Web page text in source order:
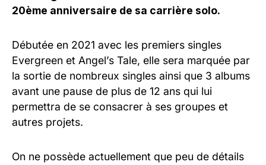
20ème anniversaire de sa carrière solo.
Débutée en 2021 avec les premiers singles
Evergreen et Angel’s Tale, elle sera marquée par
la sortie de nombreux singles ainsi que 3 albums
avant une pause de plus de 12 ans qui lui
permettra de se consacrer à ses groupes et
autres projets.
On ne possède actuellement que peu de détails